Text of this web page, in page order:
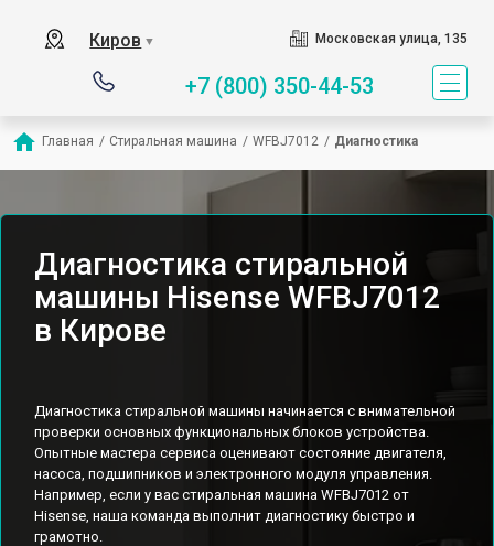
Киров ▼ Московская улица, 135
+7 (800) 350-44-53
Главная / Стиральная машина / WFBJ7012 / Диагностика
Диагностика стиральной
машины Hisense WFBJ7012
в Кирове
Диагностика стиральной машины начинается с внимательной
проверки основных функциональных блоков устройства.
Опытные мастера сервиса оценивают состояние двигателя,
насоса, подшипников и электронного модуля управления.
Например, если у вас стиральная машина WFBJ7012 от
Hisense, наша команда выполнит диагностику быстро и
грамотно.